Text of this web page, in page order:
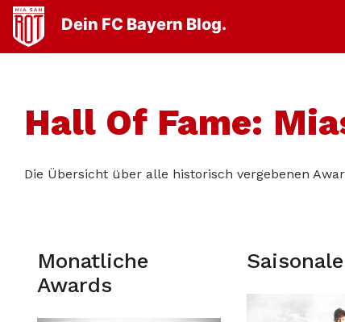
Dein FC Bayern Blog.
Hall Of Fame:
Die Übersicht über alle historisch vergebenen
Monatliche
Awards